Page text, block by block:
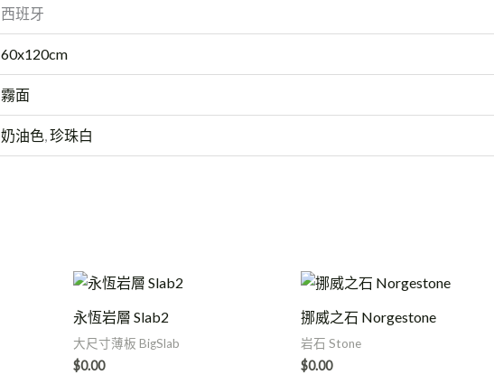
西班牙
60x120cm
霧面
奶油色 ,珍珠白
永恆岩層 Slab2
大尺寸薄板 BigSlab
$0.00
挪威之石 Norgestone
岩石 Stone
$0.00